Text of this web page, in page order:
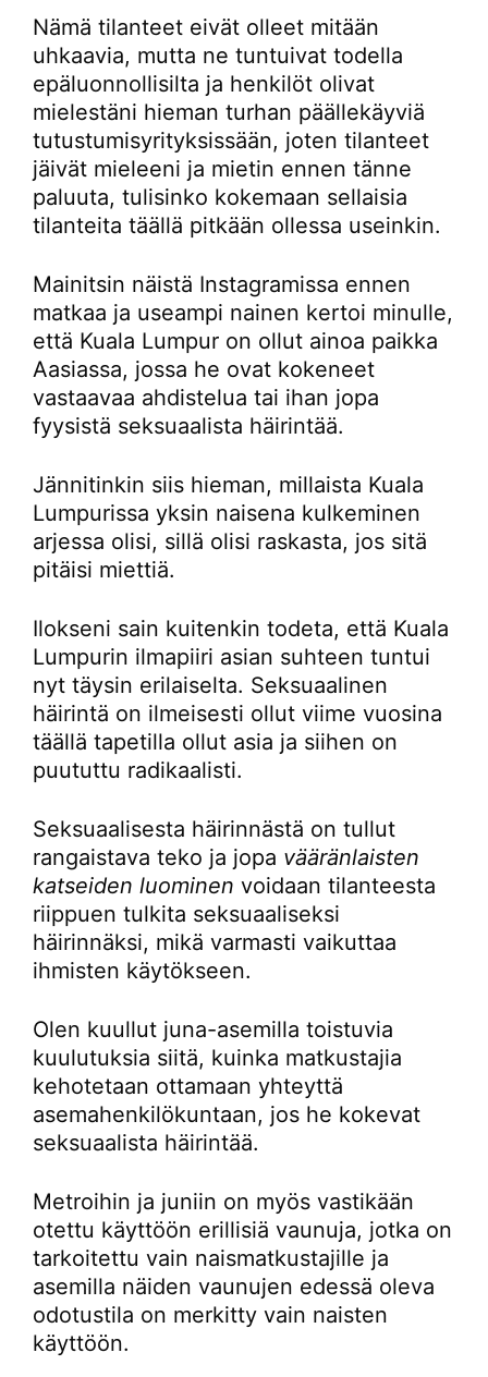
Nämä tilanteet eivät olleet mitään
uhkaavia, mutta ne tuntuivat todella
epäluonnollisilta ja henkilöt olivat
mielestäni hieman turhan päällekäyviä
tutustumisyrityksissään, joten tilanteet
jäivät mieleeni ja mietin ennen tänne
paluuta, tulisinko kokemaan sellaisia
tilanteita täällä pitkään ollessa useinkin.
Mainitsin näistä Instagramissa ennen
matkaa ja useampi nainen kertoi minulle,
että Kuala Lumpur on ollut ainoa paikka
Aasiassa, jossa he ovat kokeneet
vastaavaa ahdistelua tai ihan jopa
fyysistä seksuaalista häirintää.
Jännitinkin siis hieman, millaista Kuala
Lumpurissa yksin naisena kulkeminen
arjessa olisi, sillä olisi raskasta, jos sitä
pitäisi miettiä.
Ilokseni sain kuitenkin todeta, että Kuala
Lumpurin ilmapiiri asian suhteen tuntui
nyt täysin erilaiselta. Seksuaalinen
häirintä on ilmeisesti ollut viime vuosina
täällä tapetilla ollut asia ja siihen on
puututtu radikaalisti.
Seksuaalisesta häirinnästä on tullut
rangaistava teko ja jopa vääränlaisten
katseiden luominen voidaan tilanteesta
riippuen tulkita seksuaaliseksi
häirinnäksi, mikä varmasti vaikuttaa
ihmisten käytökseen.
Olen kuullut juna-asemilla toistuvia
kuulutuksia siitä, kuinka matkustajia
kehotetaan ottamaan yhteyttä
asemahenkilökuntaan, jos he kokevat
seksuaalista häirintää.
Metroihin ja juniin on myös vastikään
otettu käyttöön erillisiä vaunuja, jotka on
tarkoitettu vain naismatkustajille ja
asemilla näiden vaunujen edessä oleva
odotustila on merkitty vain naisten
käyttöön.